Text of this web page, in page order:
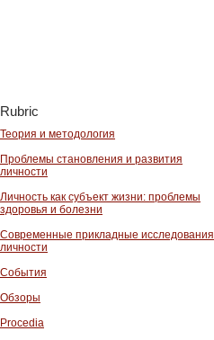
Rubric
Теория и методология
Проблемы становления и развития
личности
Личность как субъект жизни: проблемы
здоровья и болезни
Современные прикладные исследования
личности
События
Обзоры
Procedia